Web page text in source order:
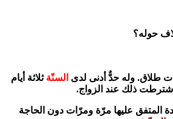
حوله؟
طلاق. وله حدٌّ أدنى لدى السنّة ثلاثة أيام
اشترطت ذلك عند الزواج.
المتفق عليها مرّة ومرّات دون الحاجة